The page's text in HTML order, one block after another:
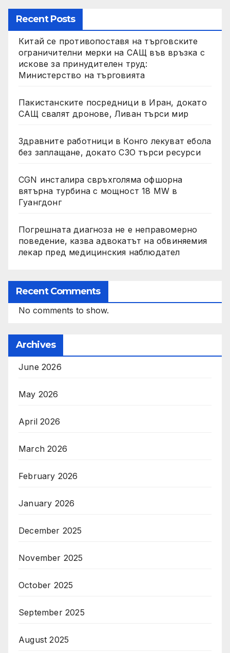
Recent Posts
Китай се противопоставя на търговските
ограничителни мерки на САЩ във връзка с
искове за принудителен труд:
Министерство на търговията
Пакистанските посредници в Иран, докато
САЩ свалят дронове, Ливан търси мир
Здравните работници в Конго лекуват ебола
без заплащане, докато СЗО търси ресурси
CGN инсталира свръхголяма офшорна
вятърна турбина с мощност 18 MW в
Гуангдонг
Погрешната диагноза не е неправомерно
поведение, казва адвокатът на обвиняемия
лекар пред медицинския наблюдател
Recent Comments
No comments to show.
Archives
June 2026
May 2026
April 2026
March 2026
February 2026
January 2026
December 2025
November 2025
October 2025
September 2025
August 2025